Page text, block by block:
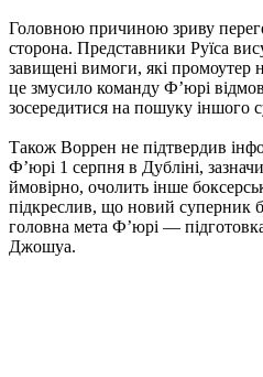
Головною причиною зриву
сторона. Представники Руїса
завищені вимоги, які
це змусило команду Ф’юрі
зосередитися на пошуку іншого
Також Воррен не підтвердив
Ф’юрі 1 серпня в Дубліні,
ймовірно, очолить інше
підкреслив, що новий суперник
головна мета Ф’юрі —
Джошуа.